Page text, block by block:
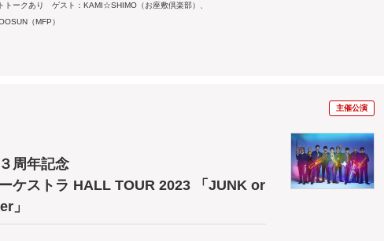
ークあり ゲスト：KAMI☆SHIMO（お座敷倶楽部）、
（MFP）
主催公演
周年記念
ケストラ HALL TOUR 2023 「JUNK or
」